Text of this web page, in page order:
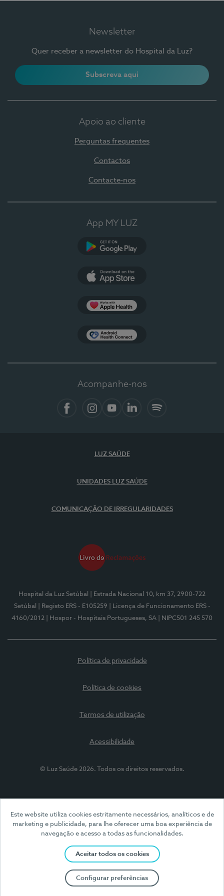
Este website utiliza cookies estritamente necessários, analíticos e de
marketing e publicidade, para lhe oferecer uma boa experiência de
navegação e acesso a todas as funcionalidades.
Aceitar todos os cookies
Configurar preferências
Newsletter
Quer receber a newsletter do Hospital da Luz?
Subscreva aqui
Apoio ao cliente
Perguntas frequentes
Contactos
Contacte-nos
App MY LUZ
Acompanhe-nos
LUZ SAÚDE
UNIDADES LUZ SAÚDE
COMUNICAÇÃO DE IRREGULARIDADES
Hospital da Luz Setúbal
| Estrada Nacional 10, km 37, 2900-722
Setúbal
| Registo ERS - E105259
| Licença de Funcionamento ERS -
4160/2012
| Hospor - Hospitais Portugueses, SA | NIPC501 245 570
Política de privacidade
Política de cookies
Termos de utilização
Acessibilidade
© Luz Saúde 2026. Todos os direitos reservados.